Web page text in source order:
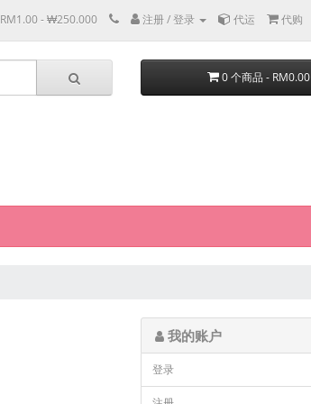
RM1.00 - ₩250.000 注册 / 登录 代运 代购
0 个商品 - RM0.00
我的账户
登录